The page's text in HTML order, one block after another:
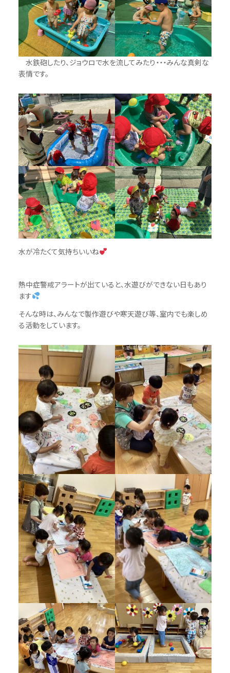
水鉄砲したり、ジョウロで水を流してみたり・・・みんな真剣な
表情です。
水が冷たくて気持ちいいね
熱中症警戒アラートが出ていると、水遊びができない日もあり
ます
そんな時は、みんなで製作遊びや寒天遊び等、室内でも楽しめ
る活動をしています。